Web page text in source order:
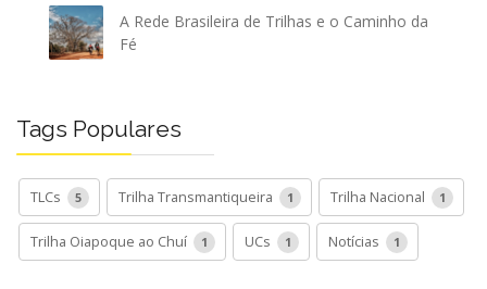
A Rede Brasileira de Trilhas e o Caminho da
Fé
Tags Populares
TLCs 5 Trilha Transmantiqueira 1 Trilha Nacional 1
Trilha Oiapoque ao Chuí 1 UCs 1 Notícias 1